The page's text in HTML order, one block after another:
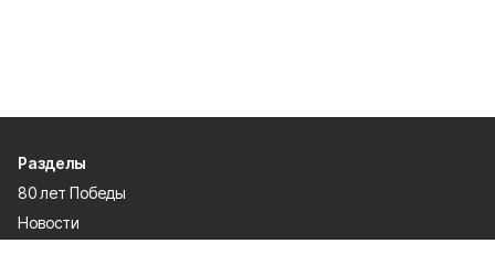
Разделы
80 лет Победы
Новости